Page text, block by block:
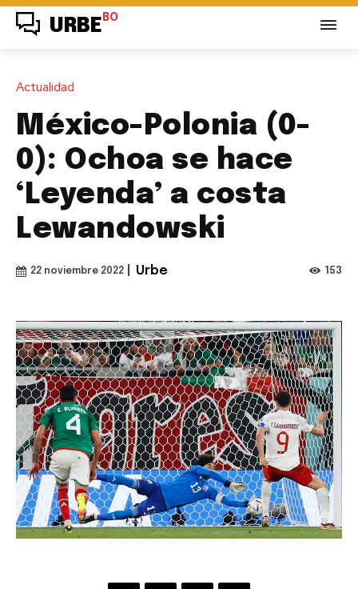
URBE BO
Actualidad
México-Polonia (0-
0): Ochoa se hace
‘Leyenda’ a costa
Lewandowski
22 noviembre 2022 Urbe 153